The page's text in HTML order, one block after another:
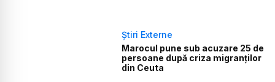
Știri Externe
Marocul pune sub acuzare 25 de
persoane după criza migranților
din Ceuta